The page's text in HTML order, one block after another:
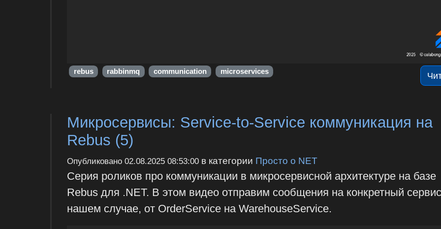
rebus rabbinmq communication microservices
Микросервисы: Service-to-Service коммуникация на
Rebus (5)
Опубликовано 02.08.2025 08:53:00в категории Просто о NET
Серия роликов про коммуникации в микросервисной архитектуре на базе
Rebus для .NET. В этом видео отправим сообщения на конкретный
нашем случае, от OrderService на WarehouseService.